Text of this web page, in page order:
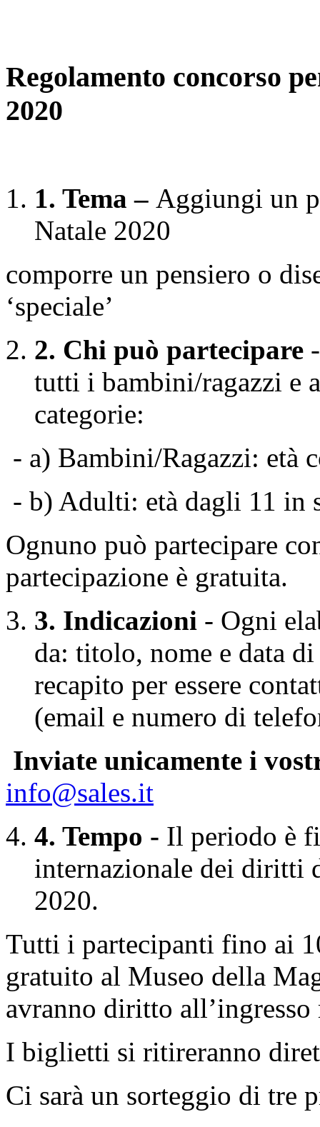
Regolamento concorso
2020
1. Tema – Aggiungi un
Natale 2020
comporre un pensiero o
‘speciale’
2. Chi può partecipare
tutti i bambini/ragazzi e
categorie:
- a) Bambini/Ragazzi: età
- b) Adulti: età dagli 11 in
Ognuno può partecipare
partecipazione è gratuita.
3. Indicazioni - Ogni
da: titolo, nome e data
recapito per essere
(email e numero di
Inviate unicamente i
info@sales.it
4. Tempo - Il periodo è
internazionale dei diritti
2020.
Tutti i partecipanti fino ai
gratuito al Museo della
avranno diritto
I biglietti si ritireranno
Ci sarà un sorteggio di tre